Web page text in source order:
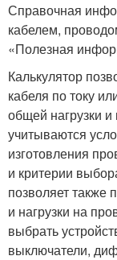
Справочная
кабелем,
«Полезная
Калькулятор
кабеля по току
общей нагрузки
учитываются
изготовления
и критерии
позволяет также
и нагрузки на
выбрать
выключатели,